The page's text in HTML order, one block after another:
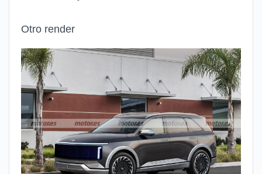
Otro render